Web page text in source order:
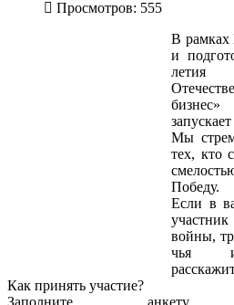
Просмотров: 555
В рамках
и
летия
Мы
тех, кто
Победу.
Если в
войны,
чья
Как принять участие?
Заполните